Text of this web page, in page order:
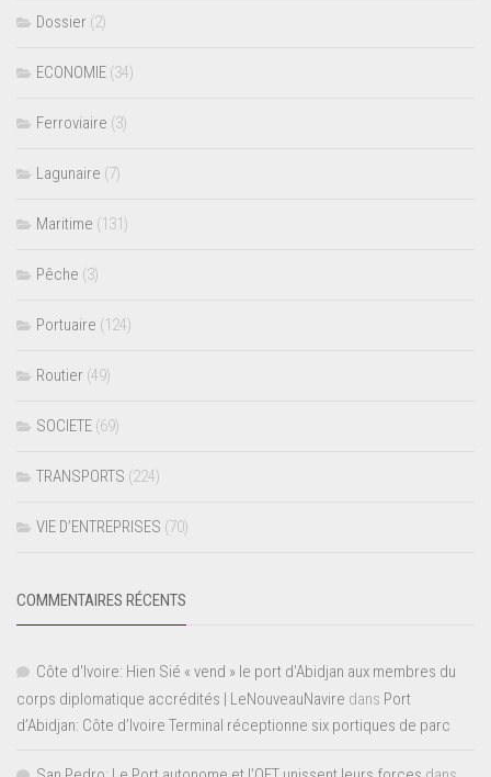
Dossier (2)
ECONOMIE (34)
Ferroviaire (3)
Lagunaire (7)
Maritime (131)
Pêche (3)
Portuaire (124)
Routier (49)
SOCIETE (69)
TRANSPORTS (224)
VIE D’ENTREPRISES (70)
COMMENTAIRES RÉCENTS
Côte d'Ivoire: Hien Sié « vend » le port d'Abidjan aux membres du
corps diplomatique accrédités | LeNouveauNavire dans Port
d’Abidjan: Côte d’Ivoire Terminal réceptionne six portiques de parc